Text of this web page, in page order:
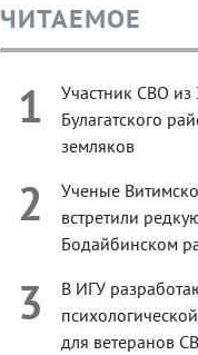
ЧИТАЕМОЕ
1
Участник СВО из
Булагатского
земляков
2
Ученые
встретили
Бодайбинском
3
В ИГУ
для ветеранов